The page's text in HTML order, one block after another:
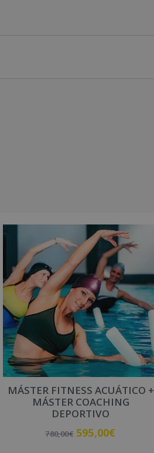
MÁSTER FITNESS ACUÁTICO +
MÁSTER COACHING
DEPORTIVO
780,00€ 595,00€